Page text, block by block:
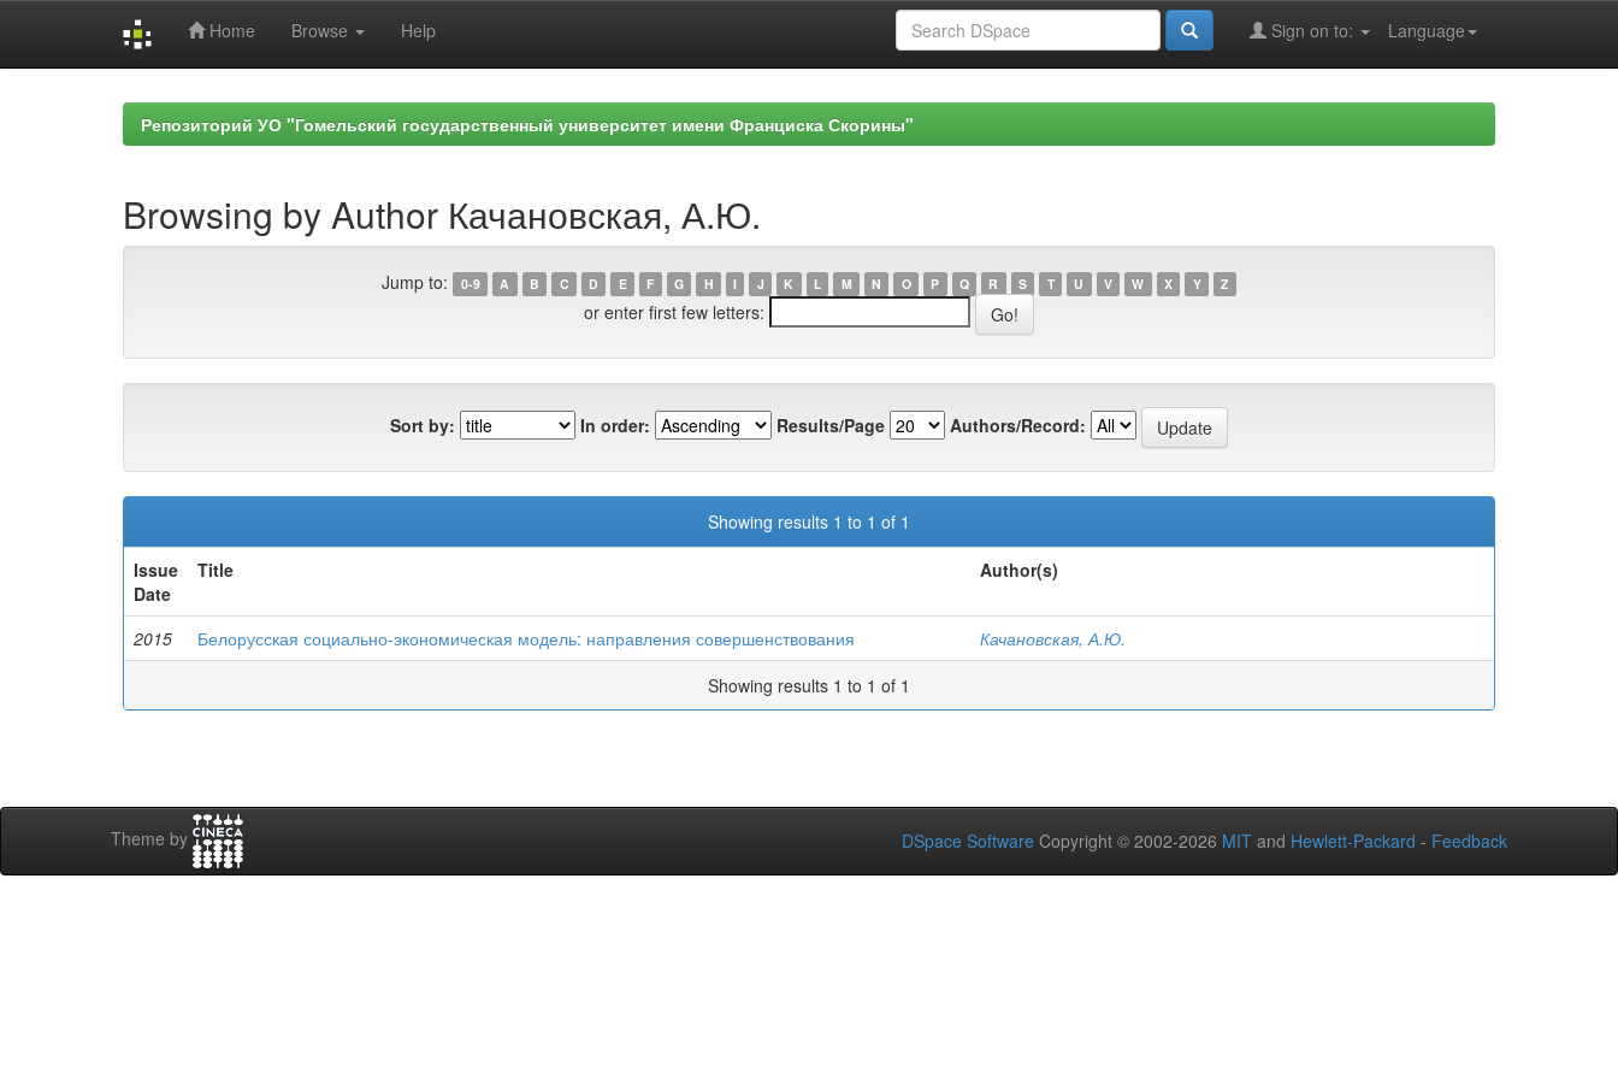
Home Browse Help Language
Sign on to:
Репозиторий УО "Гомельский государственный университет имени Франциска Скорины"
Browsing by Author Качановская, А.Ю.
Jump to: 0-9 A B C D E F G H I J K L M N O P Q R S T U V W X Y Z
or enter first few letters:
Sort by: In order: Results/Page Authors/Record:
Showing results 1 to 1 of 1
Issue
Date
Title Author(s)
2015 Белорусская социально-экономическая модель: направления совершенствования
Качановская, А.Ю.
Showing results 1 to 1 of 1
Theme by DSpace Software Copyright © 2002-2026 MIT and Hewlett-Packard - Feedback